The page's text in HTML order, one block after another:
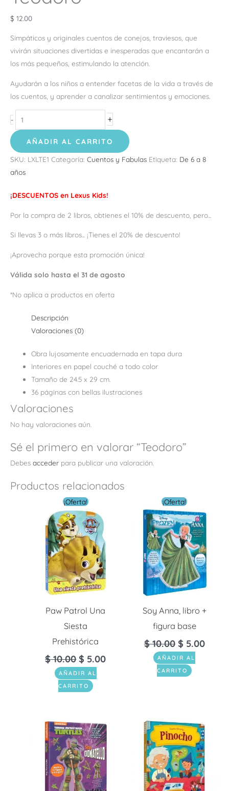
$ 12.00
Simpáticos y originales cuentos de conejos, traviesos, que
vivirán situaciones divertidas e inesperadas que encantarán a
los más pequeños, estimulando la atención.
Ayudarán a los niños a entender facetas de la vida a través de
los cuentos, y aprender a canalizar sentimientos y emociones.
- +
AÑADIR AL CARRITO
SKU: LXLTE1 Categoría: Cuentos y Fabulas Etiqueta: De 6 a 8
años
¡DESCUENTOS en Lexus Kids!
Por la compra de 2 libros, obtienes el 10% de descuento, pero...
Si llevas 3 o más libros... ¡Tienes el 20% de descuento!
¡Aprovecha porque esta promoción única!
Válida solo hasta el 31 de agosto
*No aplica a productos en oferta
Descripción
Valoraciones (0)
Obra lujosamente encuadernada en tapa dura
Interiores en papel couché a todo color
Tamaño de 24.5 x 29 cm.
36 páginas con bellas ilustraciones
Valoraciones
No hay valoraciones aún.
Sé el primero en valorar “Teodoro”
Debes acceder para publicar una valoración.
Productos relacionados
¡Oferta!
Paw Patrol Una
Siesta
Prehistórica
$10.00
El
precio
original
era:
$ 10.00.
$ 5.00
AÑADIR AL
CARRITO
¡Oferta!
Soy Anna, libro +
figura base
$10.00
El
precio
original
era:
$ 10.00.
$ 5.00
$
AÑADIR AL
CARRITO